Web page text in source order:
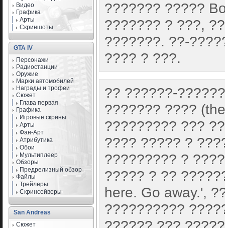
Видео
Графика
Арты
Скриншоты
GTA IV
Персонажи
Радиостанции
Оружие
Марки автомобилей
Награды и трофеи
Сюжет
Глава первая
Графика
Игровые скрины
Арты
Фан-Арт
Атрибутика
Обои
Мультиплеер
Обзоры
Предрелизный обзор
Файлы
Трейлеры
Скринсейверы
San Andreas
Сюжет
??????? ?????
??????? ? ???,
???????. ??-
???? ? ???.
?? ??????-
??????? ????
????????? ???
???? ????? ?
????????? ?
????? ? ??
here. Go away.',
??????????